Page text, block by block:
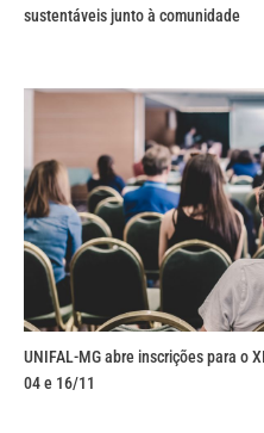
sustentáveis junto à comunidade
UNIFAL-MG abre inscrições para o
04 e 16/11